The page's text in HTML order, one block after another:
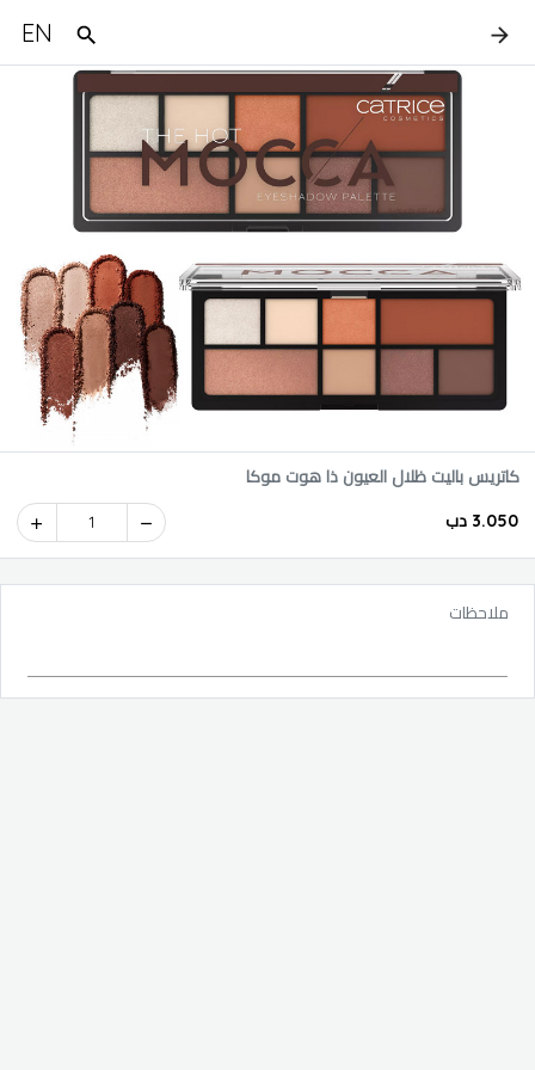
EN
كاتريس باليت ظلال العيون ذا هوت موكا
3.050 دب 1
ملاحظات